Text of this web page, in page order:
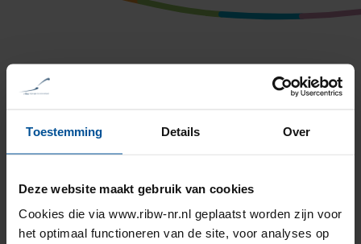
Toestemming Details Over
Deze website maakt gebruik van cookies
Cookies die via www.ribw-nr.nl geplaatst worden zijn voor
het optimaal functioneren van de site, voor analyses op